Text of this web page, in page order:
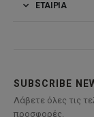
ΕΤΑΙΡΊΑ
SUBSCRIBE
Λάβετε όλες τις
προσφορές.